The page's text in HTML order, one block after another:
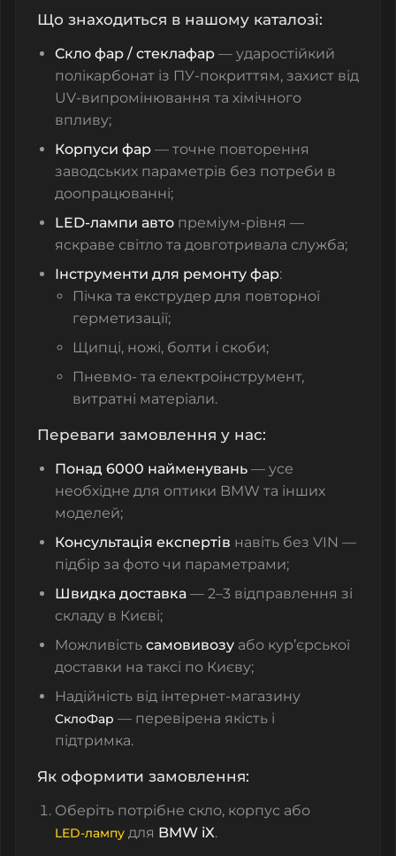
Що знаходиться в нашому каталозі:
Скло фар / стеклафар — ударостійкий
полікарбонат із ПУ‑покриттям, захист від
UV‑випромінювання та хімічного
впливу;
Корпуси фар — точне повторення
заводських параметрів без потреби в
доопрацюванні;
LED‑лампи авто преміум‑рівня —
яскраве світло та довготривала служба;
Інструменти для ремонту фар:
Пічка та екструдер для повторної
герметизації;
Щипці, ножі, болти і скоби;
Пневмо‑ та електроінструмент,
витратні матеріали.
Переваги замовлення у нас:
Понад 6000 найменувань — усе
необхідне для оптики BMW та інших
моделей;
Консультація експертів навіть без VIN —
підбір за фото чи параметрами;
Швидка доставка — 2–3 відправлення зі
складу в Києві;
Можливість самовивозу або кур’єрської
доставки на таксі по Києву;
Надійність від інтернет-магазину
СклоФар — перевірена якість і
підтримка.
Як оформити замовлення:
Оберіть потрібне скло, корпус або
LED‑лампу для BMW iX.